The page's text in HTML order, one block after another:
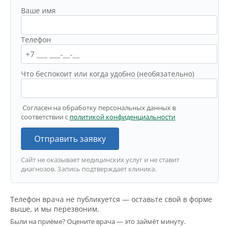
Ваше имя
Телефон
Что беспокоит или когда удобно (необязательно)
Согласен на обработку персональных данных в
соответствии с политикой конфиденциальности
Отправить заявку
Сайт не оказывает медицинских услуг и не ставит
диагнозов. Запись подтверждает клиника.
Телефон врача не публикуется — оставьте свой в форме
выше, и мы перезвоним.
Были на приёме? Оцените врача — это займёт минуту.